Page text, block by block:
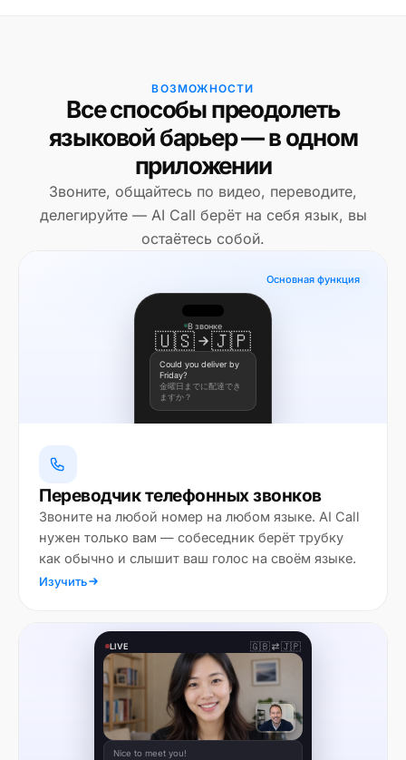
ВОЗМОЖНОСТИ
Все способы преодолеть
языковой барьер — в одном
приложении
Звоните, общайтесь по видео, переводите,
делегируйте — AI Call берёт на себя язык, вы
остаётесь собой.
Основная функция
В звонке
🇺🇸 🇯🇵
Could you deliver by
Friday?
金曜日までに配達でき
ますか？
Переводчик телефонных звонков
Звоните на любой номер на любом языке. AI Call
нужен только вам — собеседник берёт трубку
как обычно и слышит ваш голос на своём языке.
Изучить
LIVE 🇬🇧 🇯🇵
Nice to meet you!